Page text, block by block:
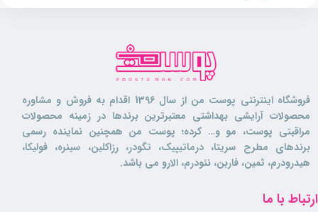
جیبی با قیمت مقرون به صرفه و بسته بندی کوچکش، به مصرف کننده این
امکان را می دهد تا آن را همواره تهیه نموده و همراه خود داشته باشد.
عطر جیبی مگاماره اسکلاره برای چه کسانی
مناسب است؟
اینعطر جیبیبی نظیر برای آقایانی فرموله شده که به رایحه های خنک و تلخ
علاقه مند هستند و به دنبال یک عطر با کیفیت برای روزمره خود می باشند.
محیطی چه رسمی و چه دوستانه ایده آل می باشد.
فروشگاه اینترنتی پوست من از سال 1396 اقدام به فروش و مشاوره
محصولات آرایشی بهداشتی معتبرترین برندها در زمینه محصولات
مراقبتی پوست، مو و… کرده؛ پوست من همچنین نماینده رسمی
برندهای مطرح سریتا، درماتیپیک، تگودر، رزاکلین، سینره، فولیکا،
هیدرودرم، ثمین، فاربن، نئودرم، الارو می باشد.
ارتباط با ما